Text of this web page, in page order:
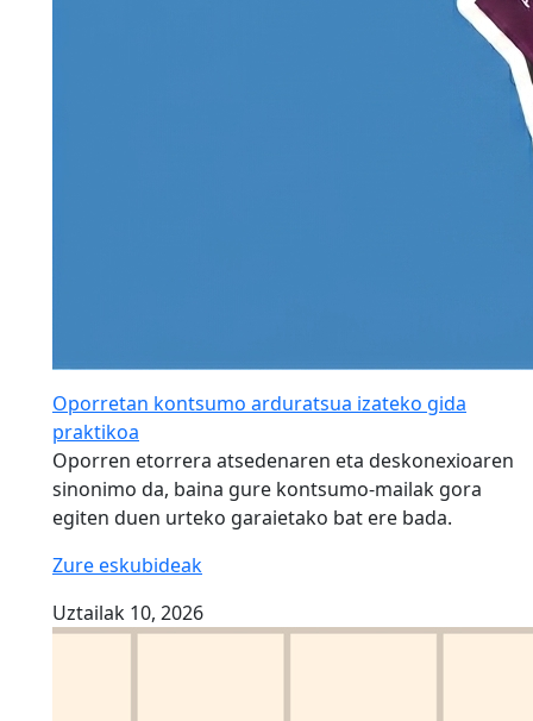
Oporretan kontsumo arduratsua izateko gida
praktikoa
Oporren etorrera atsedenaren eta deskonexioaren
sinonimo da, baina gure kontsumo-mailak gora
egiten duen urteko garaietako bat ere bada.
Zure eskubideak
Uztailak 10, 2026